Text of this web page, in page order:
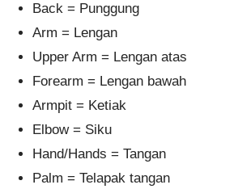
Back = Punggung
Arm = Lengan
Upper Arm = Lengan atas
Forearm = Lengan bawah
Armpit = Ketiak
Elbow = Siku
Hand/Hands = Tangan
Palm = Telapak tangan